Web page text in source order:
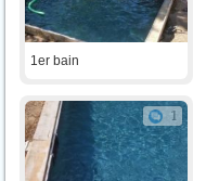
1er bain
1